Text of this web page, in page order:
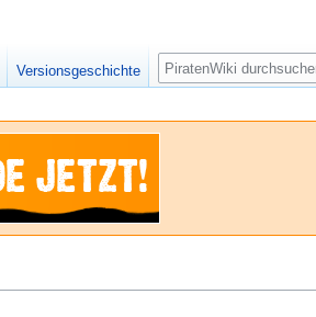
Versionsgeschichte Suche